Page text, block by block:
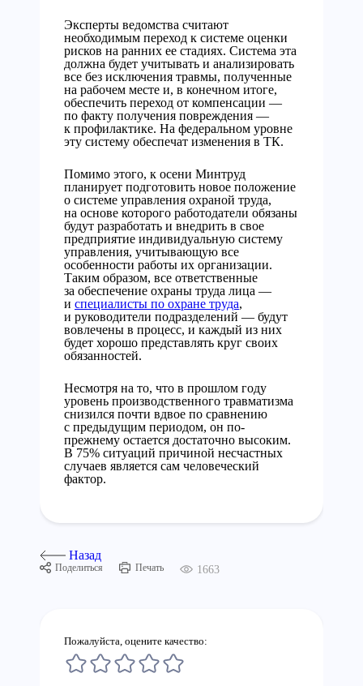
Эксперты ведомства считают
необходимым переход к системе оценки
рисков на ранних ее стадиях. Система эта
должна будет учитывать и анализировать
все без исключения травмы, полученные
на рабочем месте и, в конечном итоге,
обеспечить переход от компенсации —
по факту получения повреждения —
к профилактике. На федеральном уровне
эту систему обеспечат изменения в ТК.
Помимо этого, к осени Минтруд
планирует подготовить новое положение
о системе управления охраной труда,
на основе которого работодатели обязаны
будут разработать и внедрить в свое
предприятие индивидуальную систему
управления, учитывающую все
особенности работы их организации.
Таким образом, все ответственные
за обеспечение охраны труда лица —
и специалисты по охране труда,
и руководители подразделений — будут
вовлечены в процесс, и каждый из них
будет хорошо представлять круг своих
обязанностей.
Несмотря на то, что в прошлом году
уровень производственного травматизма
снизился почти вдвое по сравнению
с предыдущим периодом, он по-
прежнему остается достаточно высоким.
В 75% ситуаций причиной несчастных
случаев является сам человеческий
фактор.
Назад
Поделиться Печать 1663
Пожалуйста, оцените качество: